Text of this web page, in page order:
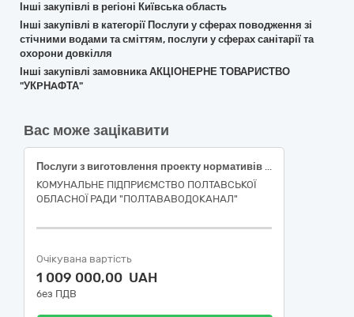
Інші закупівлі в регіоні Київська область
Інші закупівлі в категорії Послуги у сферах поводження зі
стічними водами та сміттям, послуги у сферах санітарії та
охорони довкілля
Інші закупівлі замовника АКЦІОНЕРНЕ ТОВАРИСТВО
"УКPНAФТА"
Вас може зацікавити
Послуги з виготовлення проекту нормативів гранично допустимих скидів зворотних вод для об’єктів КП ПОР «ПОЛТАВАВОДОКАНАЛ»
КОМУНАЛЬНЕ ПІДПРИЄМСТВО ПОЛТАВСЬКОЇ
ОБЛАСНОЇ РАДИ "ПОЛТАВАВОДОКАНАЛ"
Очікувана вартість
1 009 000,00 UAH
без ПДВ